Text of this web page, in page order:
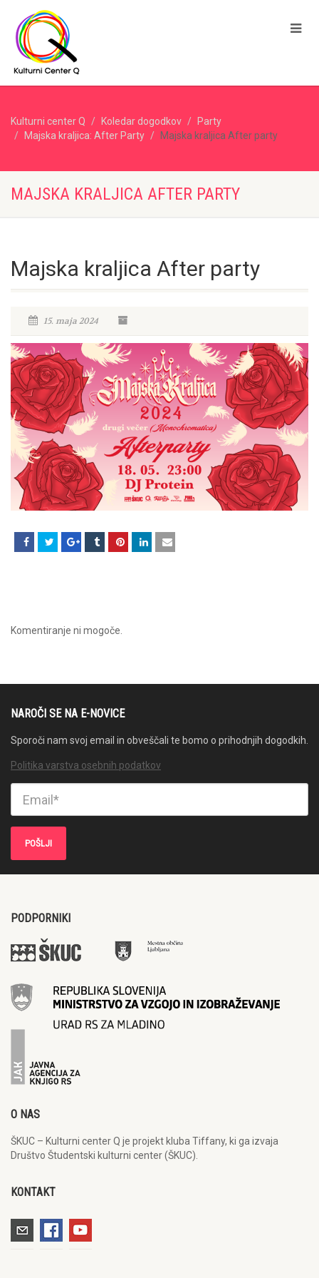
Kulturni center Q Koledar dogodkov
Party
Majska kraljica: After Party
Majska kraljica After party
MAJSKA KRALJICA AFTER PARTY
Majska kraljica After party
15. maja 2024
Komentiranje ni mogoče.
NAROČI SE NA E-NOVICE
Sporoči nam svoj email in obveščali te bomo o prihodnjih dogodkih.
Politika varstva osebnih podatkov
PODPORNIKI
O NAS
ŠKUC – Kulturni center Q je projekt kluba Tiffany, ki ga izvaja
Društvo Študentski kulturni center (ŠKUC).
KONTAKT